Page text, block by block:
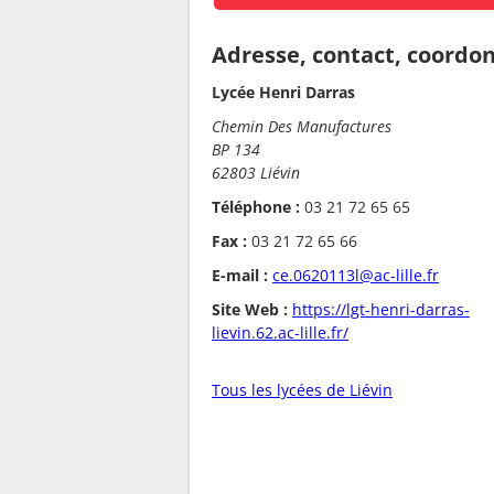
Adresse, contact,
Lycée Henri Darras
Chemin Des Manufactures
BP 134
62803 Liévin
Téléphone : 03 21 72 65 65
Fax : 03 21 72 65 66
E-mail : ce.0620113l@ac-lille.fr
Site Web : https://lgt-henri-darras-
lievin.62.ac-lille.fr/
Tous les lycées de Liévin